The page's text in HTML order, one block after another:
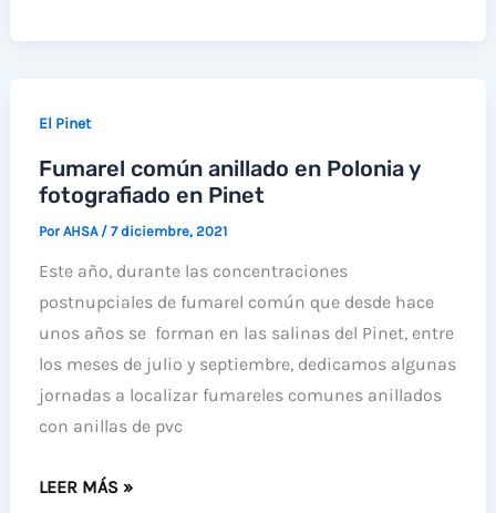
LOS
VIÑEDOS
DE
LA
LA
ANTIGUA
HUERTA
ALICANTE
El Pinet
Fumarel común anillado en Polonia y
fotografiado en Pinet
PorAHSA / 7 diciembre, 2021
Este año, durante las concentraciones
postnupciales de fumarel común que desde hace
unos años se forman en las salinas del Pinet, entre
los meses de julio y septiembre, dedicamos algunas
jornadas a localizar fumareles comunes anillados
con anillas de pvc
FUMAREL
LEER MÁS »